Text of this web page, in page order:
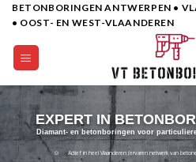
Skip
content
BETONBORINGEN ANTWERPEN •
• OOST- EN WEST-VLAANDEREN
EXPERT IN
Diamant- en betonboringen voor
Actief in heel Vlaanderen (ervaren netwerk van